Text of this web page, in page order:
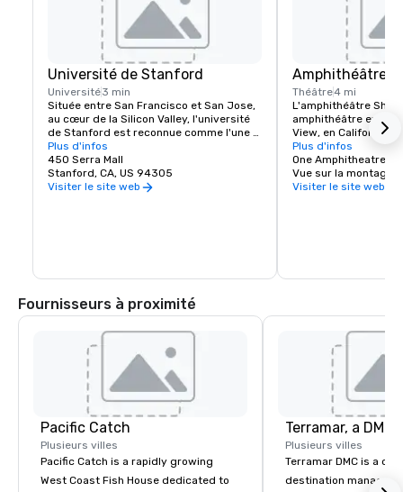
Université de Stanford
Université3 min
Située entre San Francisco et San Jose,
au cœur de la Silicon Valley, l'université
de Stanford est reconnue comme l'une
des principales institutions de recherche
et d'enseignement au monde.
Plus d'infos
450 Serra Mall
Stanford, CA, US 94305
Visiter le site web
Amphithéâtre
Théâtre4 mi
L'amphithéâtre
amphithéâtre
View, en Californie,
baie de San
capacité de 22 500
Plus d'infos
One Amphitheatre
Vue sur la montagne,
Visiter le site web
Fournisseurs à proximité
Pacific Catch
Plusieurs villes
Pacific Catch is a rapidly growing
West Coast Fish House dedicated to
Plusieurs villes
Terramar DMC is a
destination